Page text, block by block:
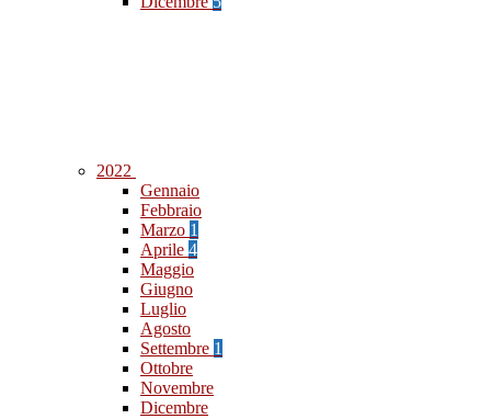
2022
Gennaio
Febbraio
Marzo 1
Aprile 4
Maggio
Giugno
Luglio
Agosto
Settembre 1
Ottobre
Novembre
Dicembre